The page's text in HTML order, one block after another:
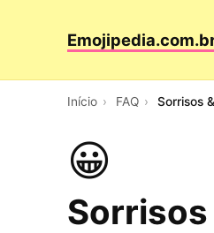
Início FAQ Sorrisos
😀
Sorrisos